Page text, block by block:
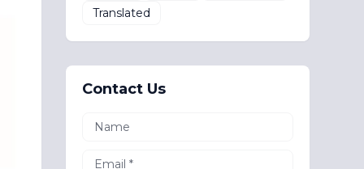
Translated
Contact Us